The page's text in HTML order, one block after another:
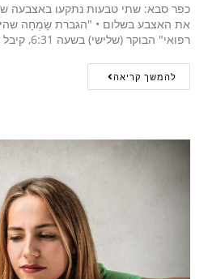
כפר סבא: שתי טבעות נתקעו באצבעה
את האצבע בשלום • "הגברת שָׂמְחָה
רפואי" הבוקר (שלישי) בשעה 6:31, קיבל מוקדן ידידים,…
להמשך קריאה